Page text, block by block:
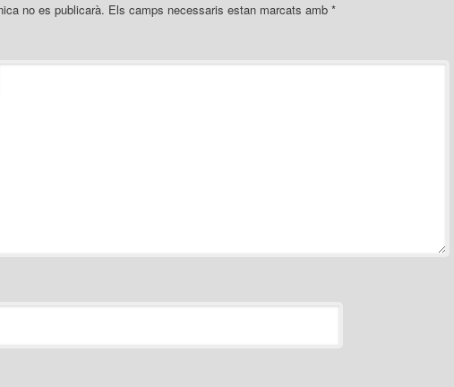
no es publicarà. Els camps necessaris estan marcats amb *